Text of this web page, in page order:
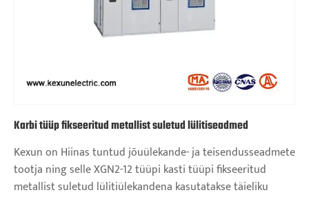
Karbi tüüp fikseeritud metallist suletud lülitiseadmed
Kexun on Hiinas tuntud jõuülekande- ja teisendusseadmete
tootja ning selle XGN2-12 tüüpi kasti tüüpi fikseeritud
metallist suletud lülitiülekandena kasutatakse täieliku